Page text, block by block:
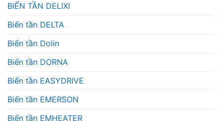
BIẾN TẦN DELIXI
Biến tần DELTA
Biến tần Dolin
Biến tần DORNA
Biến tần EASYDRIVE
Biến tần EMERSON
Biến tần EMHEATER